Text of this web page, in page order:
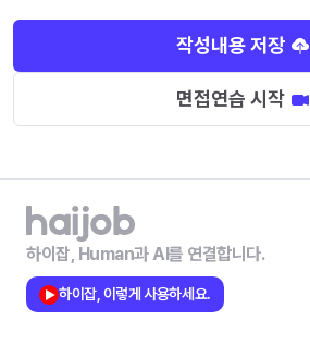
작성내용 저장
면접연습 시작
하이잡, Human과 AI를 연결합니다.
하이잡, 이렇게 사용하세요.